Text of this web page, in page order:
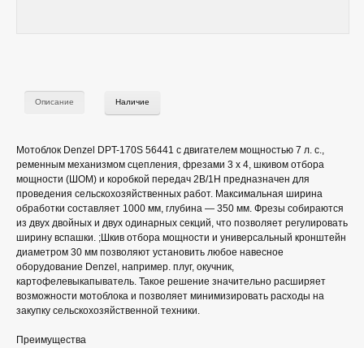
Описание Наличие
Мотоблок Denzel DPT-170S 56441 с двигателем мощностью 7 л. с.,
ременным механизмом сцепления, фрезами 3 х 4, шкивом отбора
мощности (ШОМ) и коробкой передач 2В/1Н предназначен для
проведения сельскохозяйственных работ. Максимальная ширина
обработки составляет 1000 мм, глубина — 350 мм. Фрезы собираются
из двух двойных и двух одинарных секций, что позволяет регулировать
ширину вспашки. ;Шкив отбора мощности и универсальный кронштейн
диаметром 30 мм позволяют установить любое навесное
оборудование Denzel, например. плуг, окучник,
картофелевыкапыватель. Такое решение значительно расширяет
возможности мотоблока и позволяет минимизировать расходы на
закупку сельскохозяйственной техники.
Преимущества